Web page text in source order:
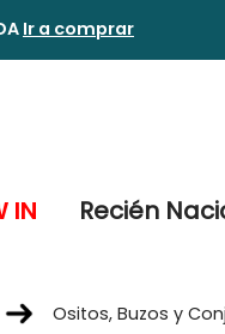
Ir a comprar
IN Recién
Ositos, Buzos y